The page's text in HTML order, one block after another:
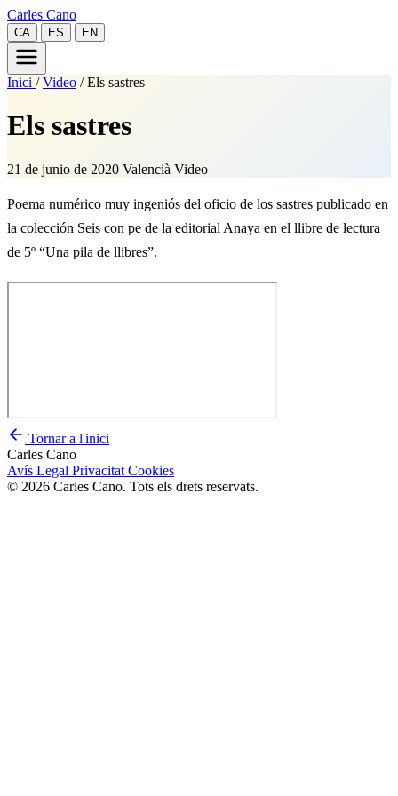
Carles Cano
CA ES EN
Inici / Video / Els sastres
Els sastres
21 de junio de 2020 Valencià Video
Poema numérico muy ingeniós del oficio de los sastres publicado en
la colección Seis con pe de la editorial Anaya en el llibre de lectura
de 5º “Una pila de llibres”.
Tornar a l'inici
Carles Cano
Avís Legal Privacitat Cookies
© 2026 Carles Cano. Tots els drets reservats.